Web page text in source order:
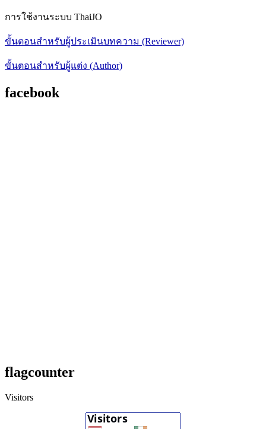
การใช้งานระบบ ThaiJO
ขั้นตอนสำหรับผู้ประเมินบทความ (Reviewer)
ขั้นตอนสำหรับผู้แต่ง (Author)
facebook
flagcounter
Visitors